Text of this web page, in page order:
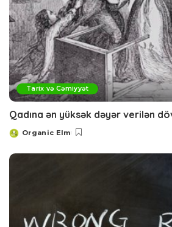
Tarix və Cəmiyyət
Qadına ən yüksək dəyər verilən
Posted
Organic Elm